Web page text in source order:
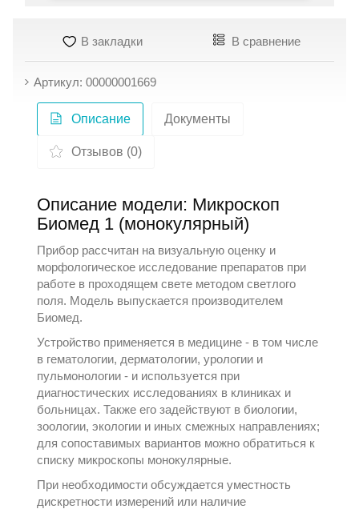
В закладки В сравнение
Артикул: 00000001669
Описание Документы
Отзывов (0)
Описание модели: Микроскоп
Биомед 1 (монокулярный)
Прибор рассчитан на визуальную оценку и
морфологическое исследование препаратов при
работе в проходящем свете методом светлого
поля. Модель выпускается производителем
Биомед.
Устройство применяется в медицине - в том числе
в гематологии, дерматологии, урологии и
пульмонологии - и используется при
диагностических исследованиях в клиниках и
больницах. Также его задействуют в биологии,
зоологии, экологии и иных смежных направлениях;
для сопоставимых вариантов можно обратиться к
списку микроскопы монокулярные.
При необходимости обсуждается уместность
дискретности измерений или наличие